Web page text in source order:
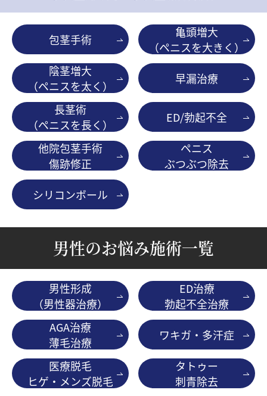
包茎手術
亀頭増大
（ペニスを大きく）
陰茎増大
（ペニスを太く）
早漏治療
長茎術
（ペニスを長く）
ED/勃起不全
他院包茎手術
傷跡修正
ペニス
ぶつぶつ除去
シリコンボール
男性のお悩み施術一覧
男性形成
（男性器治療）
ED治療
勃起不全治療
AGA治療
薄毛治療
ワキガ・多汗症
医療脱毛
ヒゲ・メンズ脱毛
タトゥー
刺青除去